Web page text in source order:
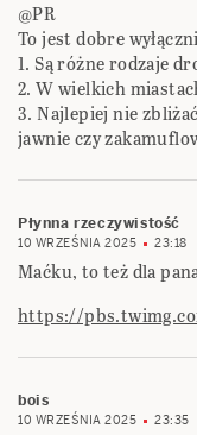
@PR
To jest dobre
1. Są różne rodzaje
2. W wielkich
3. Najlepiej nie
jawnie czy
Płynna rzeczywistość
10 WRZEŚNIA 2025 23:18
Maćku, to też dla
https://
bois
10 WRZEŚNIA 2025 23:35